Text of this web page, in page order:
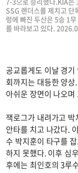
SSG 랜더스를 제치고
렁에 빠진 두산은 5승 1
를 바라보고 있다.
공교롭게도 이날 경
회까지는 대등한 양
아쉬운 장면이 나오
잭로그가 내려가고
안타를 치고 나갔다.
수 박지훈이 타구를
하지 못했다. 이후 심
후에는 최인호의 3루